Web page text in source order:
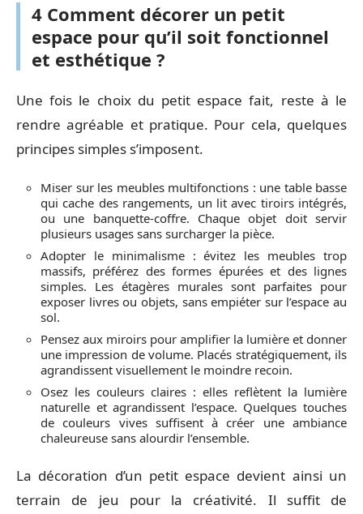
4 Comment décorer un petit
espace pour qu’il soit fonctionnel
et esthétique ?
Une fois le choix du petit espace fait, reste à le
rendre agréable et pratique. Pour cela, quelques
principes simples s’imposent.
Miser sur les meubles multifonctions : une table basse
qui cache des rangements, un lit avec tiroirs intégrés,
ou une banquette-coffre. Chaque objet doit servir
plusieurs usages sans surcharger la pièce.
Adopter le minimalisme : évitez les meubles trop
massifs, préférez des formes épurées et des lignes
simples. Les étagères murales sont parfaites pour
exposer livres ou objets, sans empiéter sur l’espace au
sol.
Pensez aux miroirs pour amplifier la lumière et donner
une impression de volume. Placés stratégiquement, ils
agrandissent visuellement le moindre recoin.
Osez les couleurs claires : elles reflètent la lumière
naturelle et agrandissent l’espace. Quelques touches
de couleurs vives suffisent à créer une ambiance
chaleureuse sans alourdir l’ensemble.
La décoration d’un petit espace devient ainsi un
terrain de jeu pour la créativité. Il suffit de